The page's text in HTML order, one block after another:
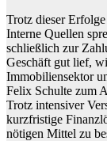
Trotz dieser
Interne Quellen
schließlich zur
Geschäft gut lief,
Immobiliensektor
Felix Schulte zum
Trotz intensiver
kurzfristige
nötigen Mittel zu